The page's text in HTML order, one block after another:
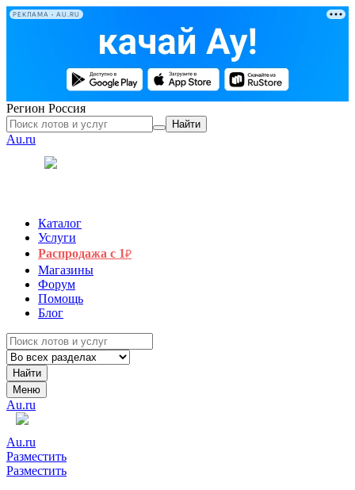
РЕКЛАМА • AU.RU
Регион Россия
Найти
Au.ru
Каталог
Услуги
Распродажа с 1₽
Магазины
Форум
Помощь
Блог
Найти
Меню
Au.ru
Au.ru
Разместить
Разместить